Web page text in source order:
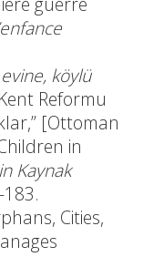
köylü
Reformu
[Ottoman
in
Kaynak
Cities,